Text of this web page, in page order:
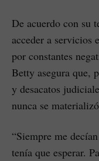
De acuerdo con su
acceder a servicios
por constantes
Betty asegura que,
y desacatos
nunca se
“Siempre me
tenía que esperar.